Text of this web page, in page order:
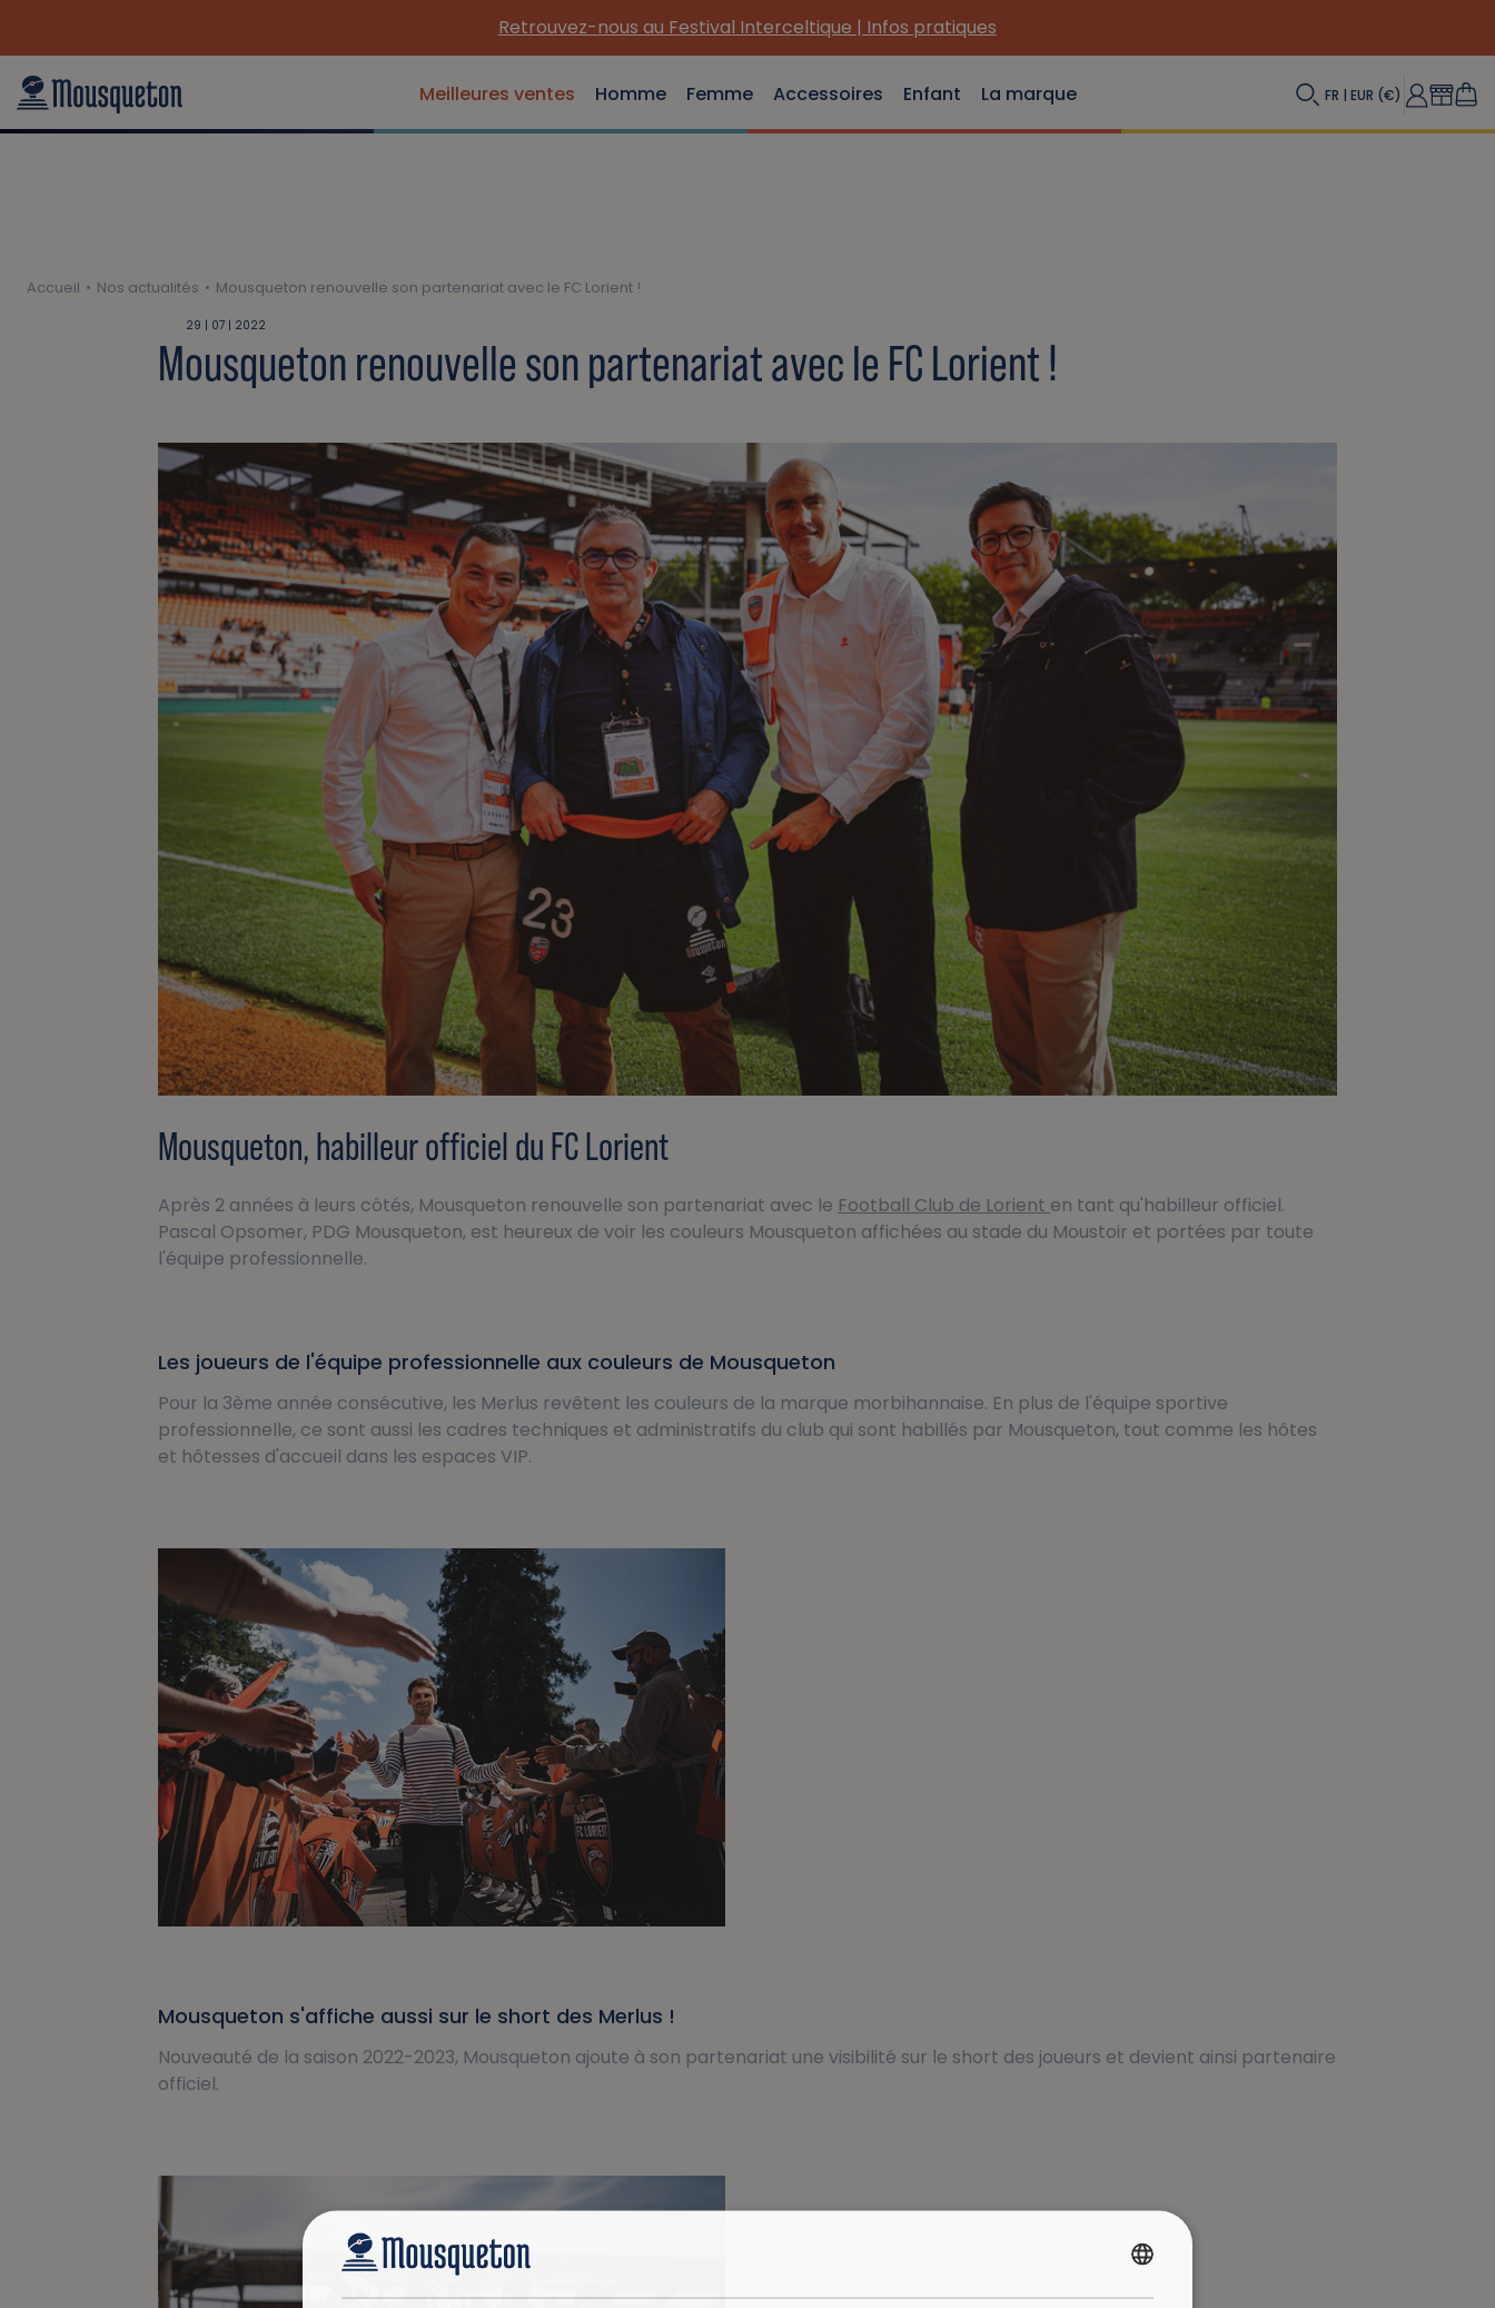
Meilleures ventes Homme Femme Accessoires Enfant La marque FR | EUR (€)
Accueil Nos actualités Mousqueton renouvelle son partenariat avec le FC Lorient !
29 | 07 | 2022
Mousqueton renouvelle son partenariat avec le FC Lorient !
Mousqueton, habilleur officiel du FC Lorient
Après 2 années à leurs côtés, Mousqueton renouvelle son partenariat avec le Football Club de Lorient en tant qu'habilleur officiel.
Pascal Opsomer, PDG Mousqueton, est heureux de voir les couleurs Mousqueton affichées au stade du Moustoir et portées par toute
l'équipe professionnelle.
Les joueurs de l'équipe professionnelle aux couleurs de Mousqueton
Pour la 3ème année consécutive, les Merlus revêtent les couleurs de la marque morbihannaise. En plus de l'équipe sportive
professionnelle, ce sont aussi les cadres techniques et administratifs du club qui sont habillés par Mousqueton, tout comme les hôtes
et hôtesses d'accueil dans les espaces VIP.
Mousqueton s'affiche aussi sur le short des Merlus !
Nouveauté de la saison 2022-2023, Mousqueton ajoute à son partenariat une visibilité sur le short des joueurs et devient ainsi partenaire
officiel.